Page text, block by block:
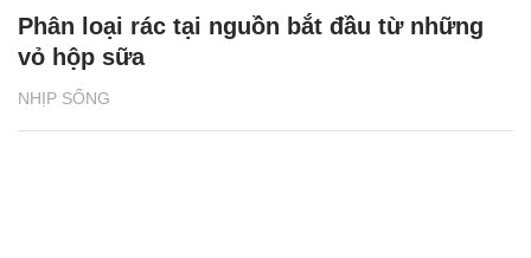
NHỊP SỐNG
Phân loại rác tại nguồn bắt đầu từ những
vỏ hộp sữa